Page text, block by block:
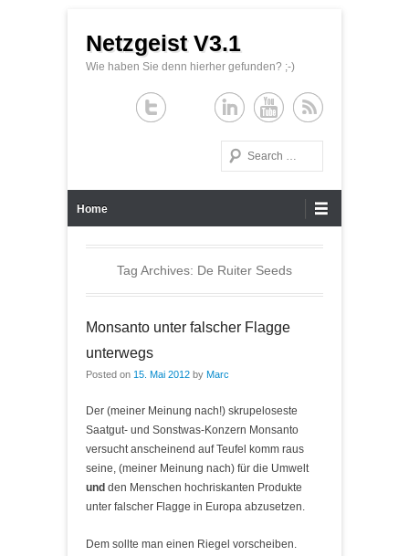
Netzgeist V3.1
Wie haben Sie denn hierher gefunden? ;-)
Search
Home
Tag Archives: De Ruiter Seeds
Monsanto unter falscher Flagge
unterwegs
Posted on 15. Mai 2012 by Marc
Der (meiner Meinung nach!) skrupeloseste
Saatgut- und Sonstwas-Konzern Monsanto
versucht anscheinend auf Teufel komm raus
seine, (meiner Meinung nach) für die Umwelt
und den Menschen hochriskanten Produkte
unter falscher Flagge in Europa abzusetzen.
Dem sollte man einen Riegel vorscheiben.